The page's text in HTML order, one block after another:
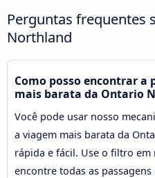
Perguntas frequentes
Northland
Como posso encontrar a
mais barata da Ontario
Você pode usar nosso
a viagem mais barata da
rápida e fácil. Use o filtro em
encontre todas as